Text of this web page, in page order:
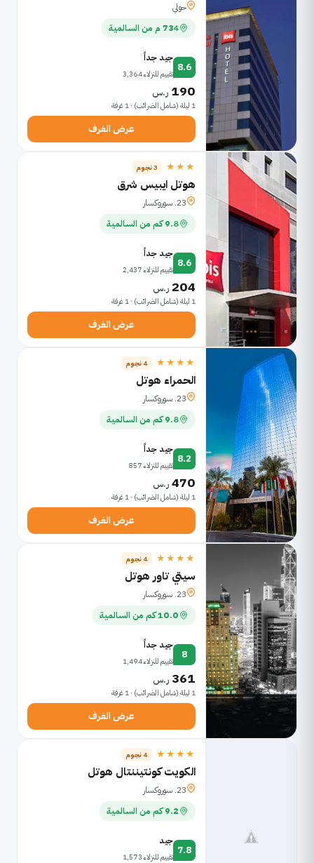
حولي
734 م من السالمية
8.6
جيد جداً
تقييم للنزلاء 3,364
190 ر.س
1 ليلة (شامل الضرائب) · 1 غرفة
عرض الغرف
★★★ 3 نجوم
هوتل ايبيس شرق
23. سوروكسار
9.8 كم من السالمية
8.6
جيد جداً
تقييم للنزلاء 2,437
204 ر.س
1 ليلة (شامل الضرائب) · 1 غرفة
عرض الغرف
★★★★ 4 نجوم
الحمراء هوتل
23. سوروكسار
9.8 كم من السالمية
8.2
جيد جداً
تقييم للنزلاء 857
470 ر.س
1 ليلة (شامل الضرائب) · 1 غرفة
عرض الغرف
★★★★ 4 نجوم
سيتي تاور هوتل
23. سوروكسار
10.0 كم من السالمية
8
جيد جداً
تقييم للنزلاء 1,494
361 ر.س
1 ليلة (شامل الضرائب) · 1 غرفة
عرض الغرف
★★★★ 4 نجوم
الكويت كونتيننتال هوتل
23. سوروكسار
9.2 كم من السالمية
7.8
جيد
تقييم للنزلاء 1,573